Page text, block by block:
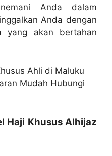
Anda dalam
Anda dengan
yang akan bertahan
Haji Khusus Alhijaz